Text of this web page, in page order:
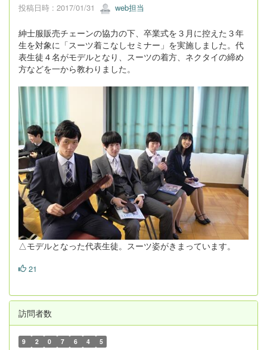
投稿日時 : 2017/01/31 web担当
紳士服販売チェーンの協力の下、卒業式を３月に控えた３年
生を対象に「スーツ着こなしセミナー」を実施しました。代
表生徒４名がモデルとなり、スーツの着方、ネクタイの締め
方などを一から教わりました。
△モデルとなった代表生徒。スーツ姿がきまっています。
21
訪問者数
9 2 0 7 6 4 5